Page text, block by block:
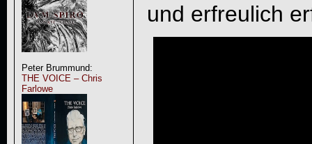
Peter Brummund:
THE VOICE – Chris
Farlowe
und erfreulich